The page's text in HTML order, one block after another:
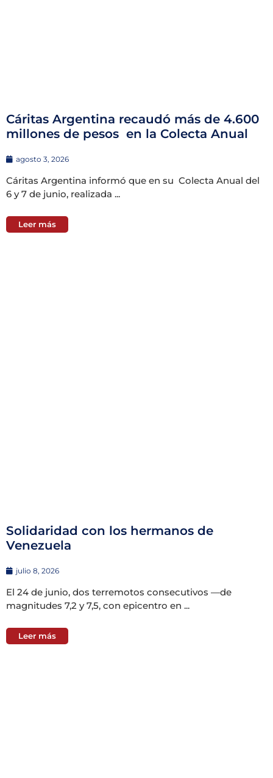
Cáritas Argentina recaudó más de 4.600
millones de pesos en la Colecta Anual
agosto 3, 2026
Cáritas Argentina informó que en su Colecta Anual del
6 y 7 de junio, realizada ...
Leer más
Solidaridad con los hermanos de
Venezuela
julio 8, 2026
El 24 de junio, dos terremotos consecutivos —de
magnitudes 7,2 y 7,5, con epicentro en ...
Leer más